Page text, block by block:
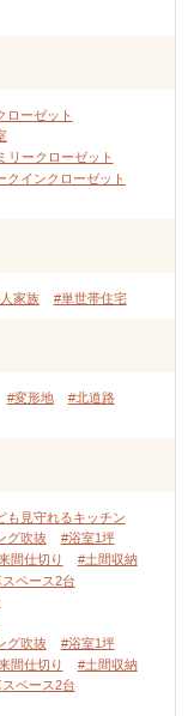
ローゼット
リークローゼット
クインクローゼット
家族 #単世帯住宅
#変形地
#北道路
も見守れるキッチン
グ吹抜
#浴室1坪
間仕切り
#土間収納
ペース2台
グ吹抜
#浴室1坪
間仕切り
#土間収納
ペース2台